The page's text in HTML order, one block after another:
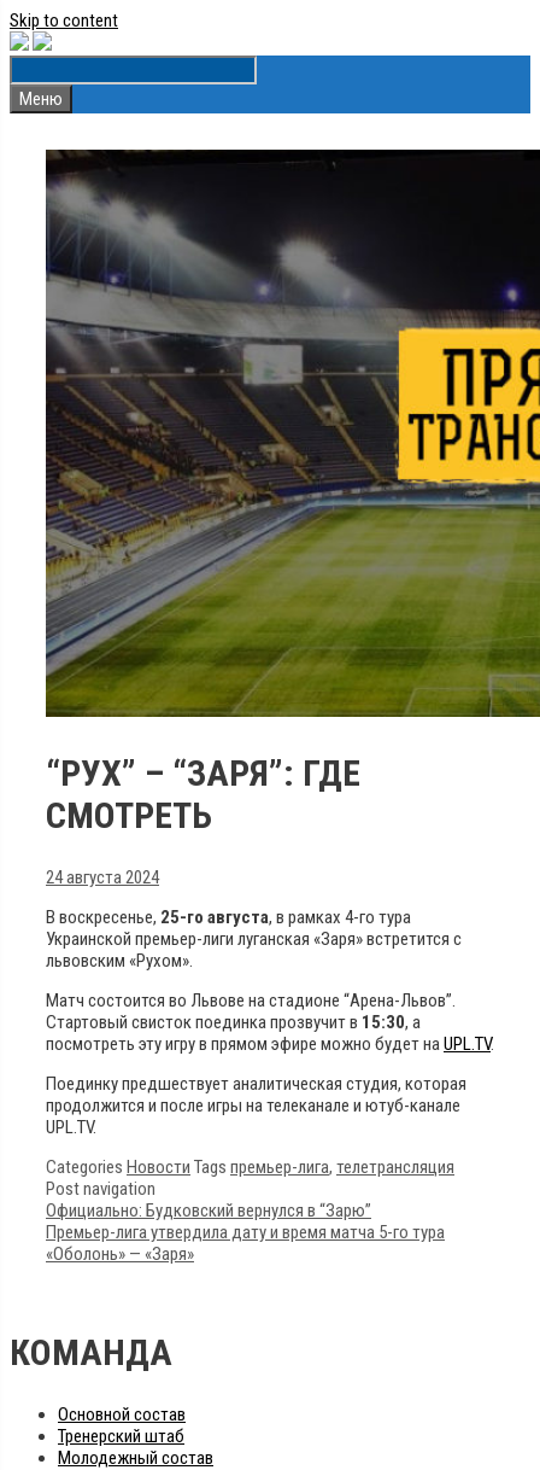
Skip to content
Меню
“РУХ” – “ЗАРЯ”: ГДЕ
СМОТРЕТЬ
24 августа 2024
В воскресенье, 25-го августа, в рамках 4-го тура
Украинской премьер-лиги луганская «Заря» встретится с
львовским «Рухом».
Матч состоится во Львове на стадионе “Арена-Львов”.
Стартовый свисток поединка прозвучит в 15:30, а
посмотреть эту игру в прямом эфире можно будет наUPL.TV.
Поединку предшествует аналитическая студия, которая
продолжится и после игры на телеканале и ютуб-канале
UPL.TV.
Categories Новости Tags премьер-лига, телетрансляция
Post navigation
Официально: Будковский вернулся в “Зарю”
Премьер-лига утвердила дату и время матча 5-го тура
«Оболонь» — «Заря»
КОМАНДА
Основной состав
Тренерский штаб
Молодежный состав